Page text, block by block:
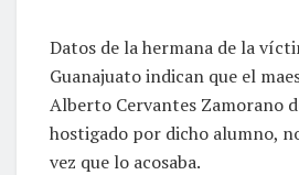
Datos de la hermana de la
Guanajuato indican que el
Alberto Cervantes Zamorano
hostigado por dicho alumno,
vez que lo acosaba.